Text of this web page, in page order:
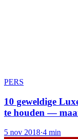
PERS
10 geweldige
te houden —
5 nov 2018·4 min